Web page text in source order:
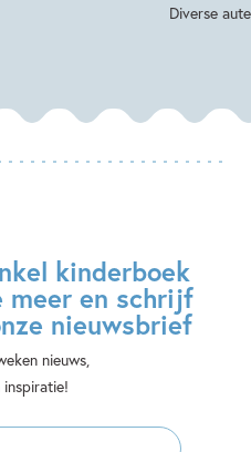
Diverse
kinderboek
en schrijf
nieuwsbrief
nieuws,